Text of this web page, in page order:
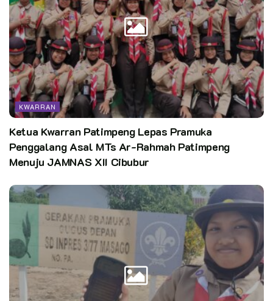
KWARRAN
Ketua Kwarran Patimpeng Lepas Pramuka
Penggalang Asal MTs Ar-Rahmah Patimpeng
Menuju JAMNAS XII Cibubur